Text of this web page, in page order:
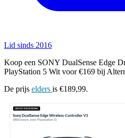
Lid sinds 2016
Koop een SONY DualSense Edge
PlayStation 5 Wit voor €169 bij
De prijs elders is €189,99.